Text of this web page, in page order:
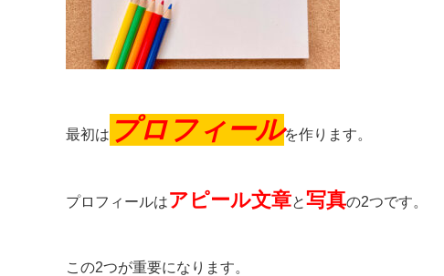
最初は プロフィールを作ります。
プロフィールはアピール文章と写真の2つです。
この2つが重要になります。